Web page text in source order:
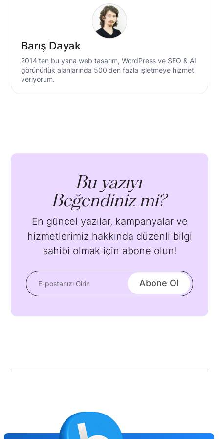
Barış Dayak
2014'ten bu yana web tasarım, WordPress ve SEO & AI
görünürlük alanlarında 500'den fazla işletmeye hizmet
veriyorum.
Bu yazıyı
Beğendiniz mi?
En güncel yazılar, kampanyalar ve
hizmetlerimiz hakkında düzenli bilgi
sahibi olmak için abone olun!